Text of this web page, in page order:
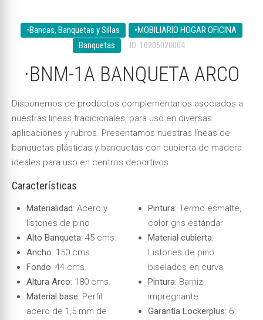
•Bancas, Banquetas y Sillas
•MOBILIARIO HOGAR OFICINA
Banquetas
ID: 10206020004
·BNM-1A BANQUETA ARCO
Disponemos de productos complementarios asociados a
nuestras lineas tradicionales, para uso en diversas
aplicaciones y rubros. Presentamos nuestras líneas de
banquetas plásticas y banquetas con cubierta de madera
ideales para uso en centros deportivos.
Características
Materialidad: Acero y
listones de pino
Alto Banqueta: 45 cms.
Ancho: 150 cms.
Fondo: 44 cms.
Altura Arco: 180 cms.
Material base: Perfil
acero de 1,5 mm de
Pintura: Termo esmalte,
color gris estándar
Material cubierta:
Listones de pino
biselados en curva
Pintura: Barniz
impregnante
Garantía Lockerplus: 6